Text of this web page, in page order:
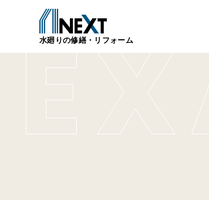
水廻りの修繕・リフォーム